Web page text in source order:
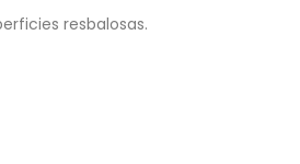
resbalosas.